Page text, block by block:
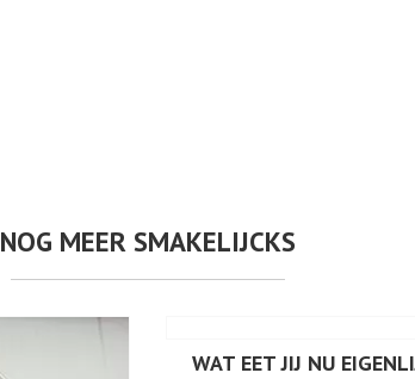
NOG MEER SMAKELIJCKS
WAT EET JIJ NU